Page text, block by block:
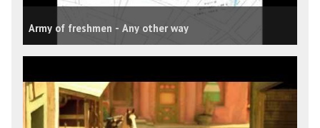
Army of freshmen - Any other way